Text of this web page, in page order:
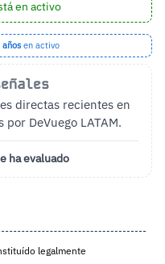
en activo
en activo
directas recientes en
DeVuego LATAM.
ha evaluado
legalmente